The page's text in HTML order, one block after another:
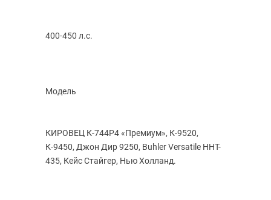
400-450 л.с.
Модель
КИРОВЕЦ К-744Р4«Премиум», К-9520,
К-9450, Джон Дир 9250, Buhler Versatile HHT-
435, Кейс Стайгер, Нью Холланд.